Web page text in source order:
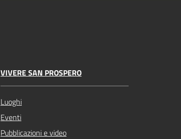
VIVERE SAN PROSPERO
Luoghi
Eventi
Pubblicazioni e video